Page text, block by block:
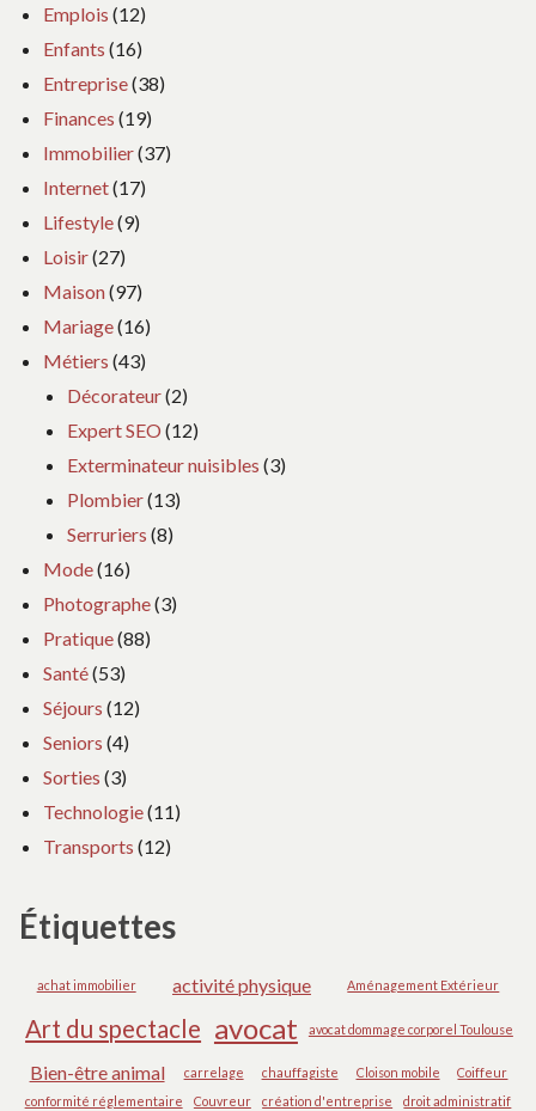
Emplois (12)
Enfants (16)
Entreprise(38)
Finances (19)
Immobilier(37)
Internet(17)
Lifestyle(9)
Loisir(27)
Maison(97)
Mariage(16)
Métiers (43)
Décorateur(2)
Expert SEO (12)
Exterminateur nuisibles (3)
Plombier(13)
Serruriers (8)
Mode(16)
Photographe(3)
Pratique(88)
Santé(53)
Séjours (12)
Seniors (4)
Sorties (3)
Technologie(11)
Transports (12)
Étiquettes
achat immobilier activité physique Aménagement Extérieur
Art du spectacle avocat avocat dommage corporel Toulouse
Bien-être animal carrelage chauffagiste Cloison mobile
Coiffeur
conformité réglementaire
Couvreur création d'entreprise droit administratif